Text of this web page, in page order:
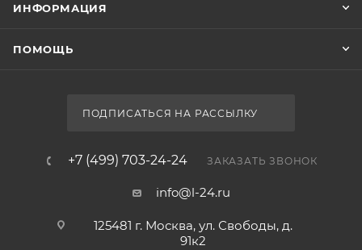
ИНФОРМАЦИЯ
ПОМОЩЬ
ПОДПИСАТЬСЯ НА РАССЫЛКУ
+7 (499) 703-24-24 ЗАКАЗАТЬ ЗВОНОК
info@l-24.ru
125481 г. Москва, ул. Свободы, д.
91к2